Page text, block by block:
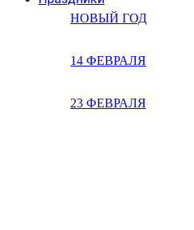
НОВЫЙ ГОД
14 ФЕВРАЛЯ
23 ФЕВРАЛЯ